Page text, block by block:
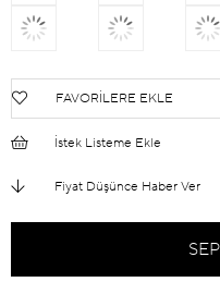
FAVORILERE EKLE
İstek Listeme Ekle
Fiyat Düşünce Haber Ver